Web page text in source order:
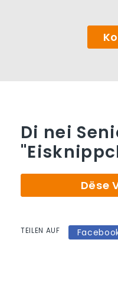
Di nei
Dëse
TEILEN AUF